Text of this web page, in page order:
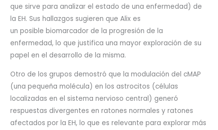
que sirve para analizar el estado de una enfermedad) de
la EH. Sus hallazgos sugieren que Alix es
un posible biomarcador de la progresión de la
enfermedad, lo que justifica una mayor exploración de su
papel en el desarrollo de la misma.
Otro de los grupos demostró que la modulación del cMAP
(una pequeña molécula) en los astrocitos (células
localizadas en el sistema nervioso central) generó
respuestas divergentes en ratones normales y ratones
afectados por la EH, lo que es relevante para explorar más